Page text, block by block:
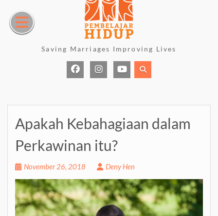
content
Saving Marriages Improving Lives
Apakah Kebahagiaan dalam
Perkawinan itu?
November 26, 2018 Deny Hen